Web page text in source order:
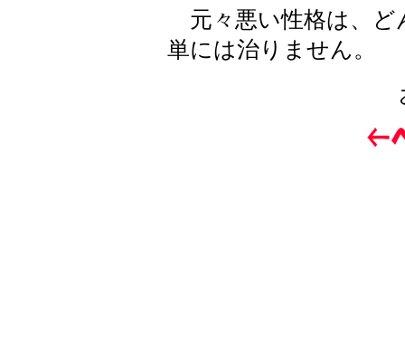
元々悪い性格は、ど
単には治りません。